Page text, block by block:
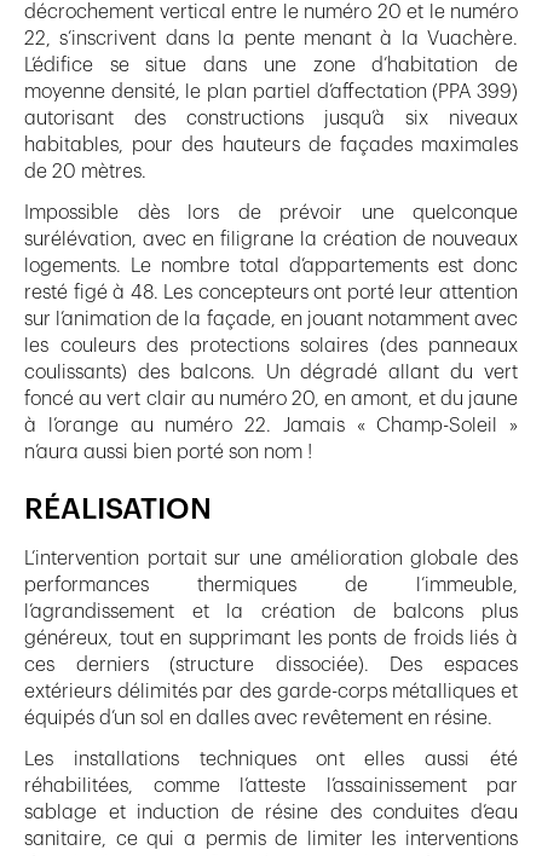
décrochement vertical entre le numéro 20 et le numéro
22, s’inscrivent dans la pente menant à la Vuachère.
L’édifice se situe dans une zone d’habitation de
moyenne densité, le plan partiel d’affectation (PPA 399)
autorisant des constructions jusqu’à six niveaux
habitables, pour des hauteurs de façades maximales
de 20 mètres.
Impossible dès lors de prévoir une quelconque
surélévation, avec en filigrane la création de nouveaux
logements. Le nombre total d’appartements est donc
resté figé à 48. Les concepteurs ont porté leur attention
sur l’animation de la façade, en jouant notamment avec
les couleurs des protections solaires (des panneaux
coulissants) des balcons. Un dégradé allant du vert
foncé au vert clair au numéro 20, en amont, et du jaune
à l’orange au numéro 22. Jamais « Champ-Soleil »
n’aura aussi bien porté son nom !
RÉALISATION
L’intervention portait sur une amélioration globale des
performances thermiques de l’immeuble,
l’agrandissement et la création de balcons plus
généreux, tout en supprimant les ponts de froids liés à
ces derniers (structure dissociée). Des espaces
extérieurs délimités par des garde-corps métalliques et
équipés d’un sol en dalles avec revêtement en résine.
Les installations techniques ont elles aussi été
réhabilitées, comme l’atteste l’assainissement par
sablage et induction de résine des conduites d’eau
sanitaire, ce qui a permis de limiter les interventions